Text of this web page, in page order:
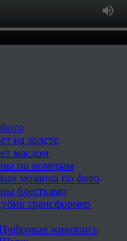
на холсте
маслом
по номерам
мозаика по фото
блестками
трансформер
живопись